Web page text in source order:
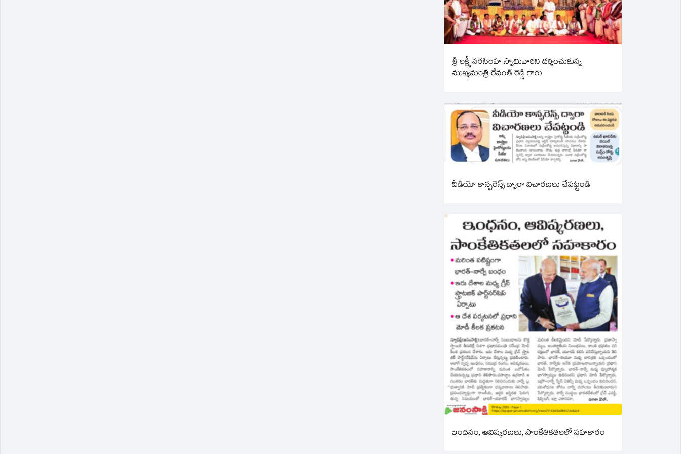
శ్రీ లక్ష్మీ నరసింహ స్వామివారిని దర్శించుకున్న
ముఖ్యమంత్రి రేవంత్ రెడ్డి గారు
వీడియో కాన్ఫరెన్స్ ద్వారా విచారణలు చేపట్టండి
ఇంధనం, ఆవిష్కరణలు, సాంకేతికతలలో సహకారం